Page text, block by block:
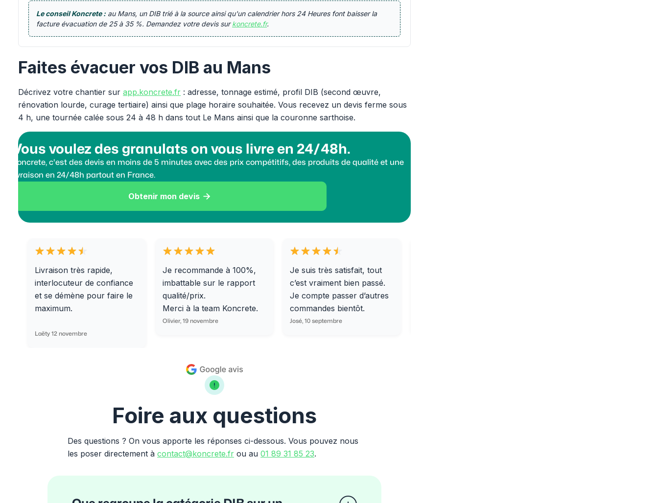
Le conseil Koncrete : au Mans, un DIB trié à la source ainsi qu'un calendrier hors 24 Heures font baisser la
facture évacuation de 25 à 35 %. Demandez votre devis surkoncrete.fr.
Faites évacuer vos DIB au Mans
Décrivez votre chantier surapp.koncrete.fr : adresse, tonnage estimé, profil DIB (second œuvre,
rénovation lourde, curage tertiaire) ainsi que plage horaire souhaitée. Vous recevez un devis ferme sous
4 h, une tournée calée sous 24 à 48 h dans tout Le Mans ainsi que la couronne sarthoise.
Vous voulez des granulats on vous livre en 24/48h.
Koncrete, c'est des devis en moins de 5 minutes avec des prix compétitifs, des produits de qualité et une
livraison en 24/48h partout en France.
Obtenir mon devis 
Livraison très rapide,
interlocuteur de confiance
et se démène pour faire le
maximum.
Laëty 12 novembre
Je recommande à 100%,
imbattable sur le rapport
qualité/prix.
Merci à la team Koncrete.
Olivier, 19 novembre
Je suis très satisfait, tout
c’est vraiment bien passé.
Je compte passer d’autres
commandes bientôt.
José, 10 septembre
Foire aux questions
Des questions ? On vous apporte les réponses ci-dessous. Vous pouvez nous
les poser directement àcontact@koncrete.fr ou au01 89 31 85 23.